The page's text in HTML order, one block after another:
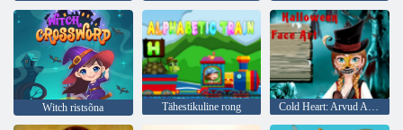
Witch ristsõna Tähestikuline rong Cold Heart: Arvud Anna nägu Halloween